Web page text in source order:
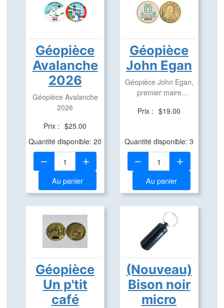
Géopièce
Avalanche
2026
Géopièce Avalanche
2026
Prix : $25.00
Quantité disponible: 20
Quantité:
Au panier
Géopièce
John Egan
Géopièce John Egan,
premier maire
Prix : $19.00
Quantité disponible: 3
Quantité:
Au panier
Géopièce
Un p'tit
café
(Nouveau)
Bison noir
micro